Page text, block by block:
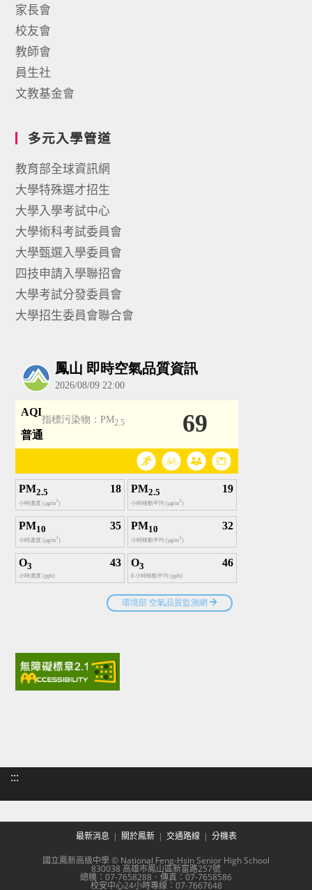
家長會
校友會
教師會
員生社
文教基金會
多元入學管道
教育部全球資訊網
大學特殊選才招生
大學入學考試中心
大學術科考試委員會
大學甄選入學委員會
四技申請入學聯招會
大學考試分發委員會
大學招生委員會聯合會
:::
最新消息 關於鳳新 交通路線 分機表
國立鳳新高級中學 © National Feng-Hsin Senior High School
830038 高雄市鳳山區新富路257號
總機：07-7658288．傳真：07-7658586
校安中心24小時專線：07-7667648